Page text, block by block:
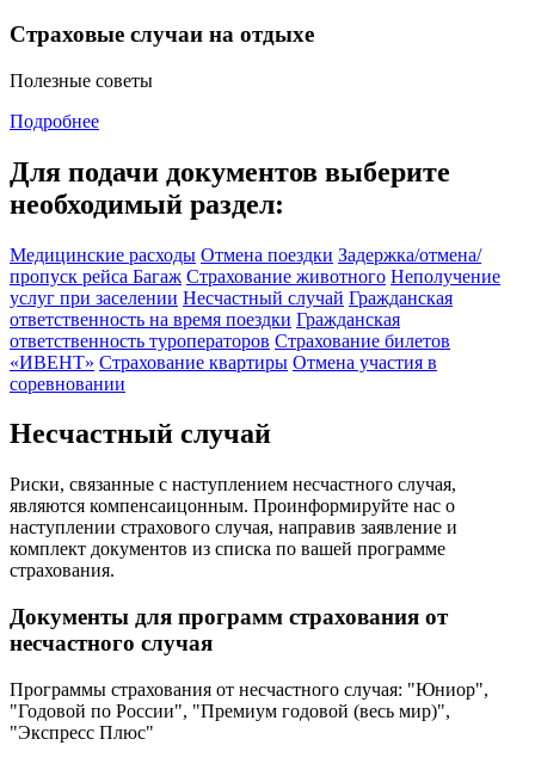
Страховые случаи на отдыхе
Полезные советы
Подробнее
Для подачи документов выберите
необходимый раздел:
Медицинские расходы Отмена поездки Задержка/отмена/
пропуск рейса Багаж Страхование животного Неполучение
услуг при заселении Несчастный случай Гражданская
ответственность на время поездки Гражданская
ответственность туроператоров Страхование билетов
«ИВЕНТ» Страхование квартиры Отмена участия в
соревновании
Несчастный случай
Риски, связанные с наступлением несчастного случая,
являются компенсаицонным. Проинформируйте нас о
наступлении страхового случая, направив заявление и
комплект документов из списка по вашей программе
страхования.
Документы для программ страхования от
несчастного случая
Программы страхования от несчастного случая: "Юниор",
"Годовой по России", "Премиум годовой (весь мир)",
"Экспресс Плюс"